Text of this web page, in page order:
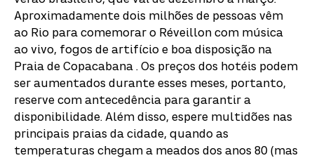
Aproximadamente dois milhões de pessoas vêm
ao Rio para comemorar o Réveillon com música
ao vivo, fogos de artifício e boa disposição na
Praia de Copacabana . Os preços dos hotéis podem
ser aumentados durante esses meses, portanto,
reserve com antecedência para garantir a
disponibilidade. Além disso, espere multidões nas
principais praias da cidade, quando as
temperaturas chegam a meados dos anos 80 (mas